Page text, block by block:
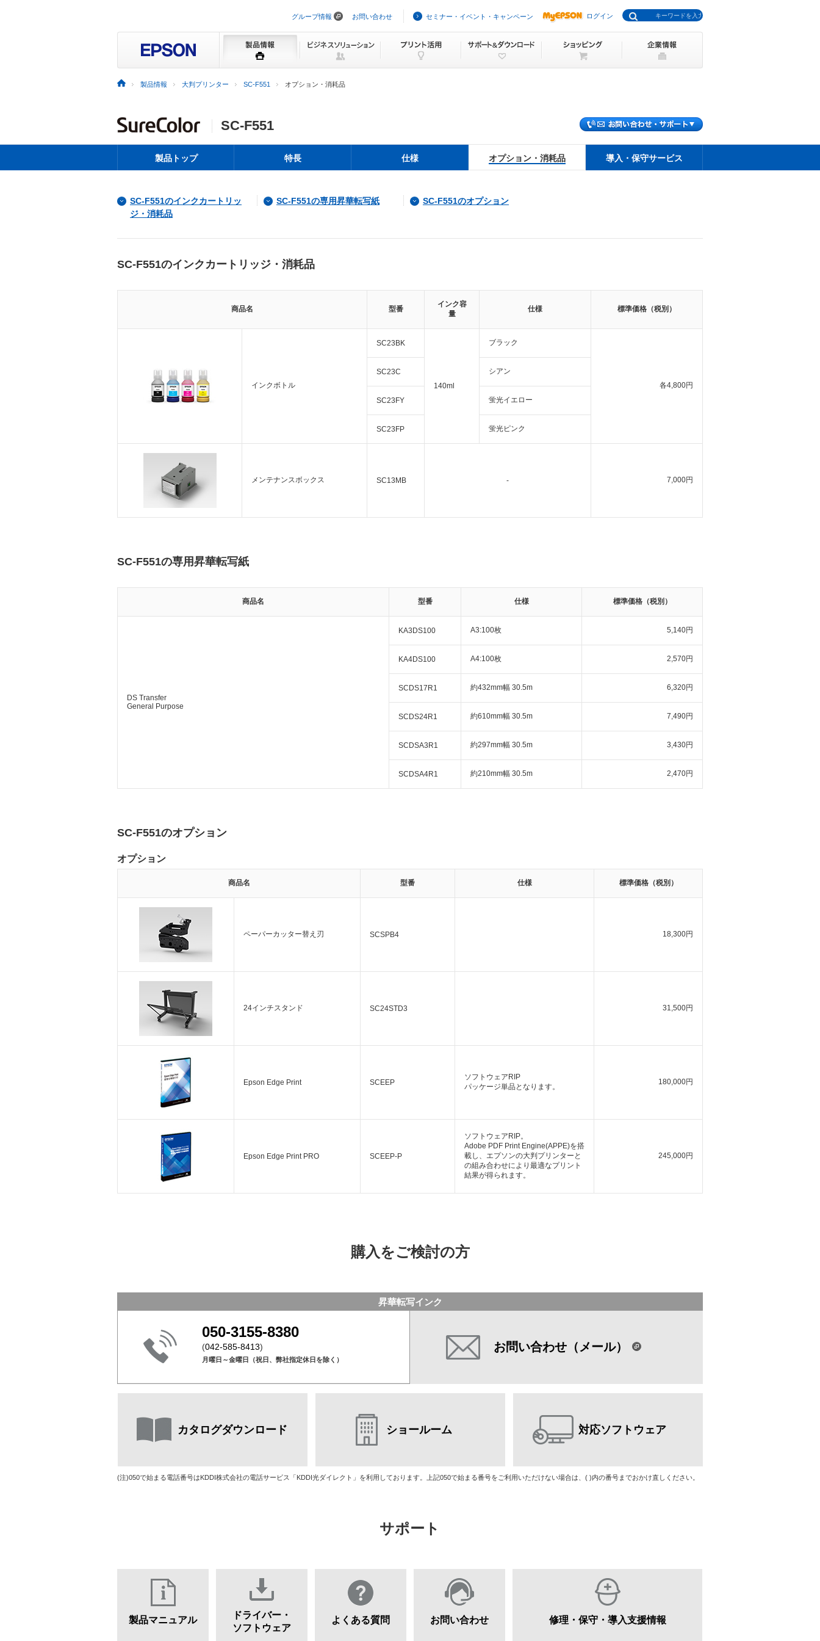
ビ
ョ
を
グループ情報 お問い合わせ セミナー・イベント・キャンペーン ログイン
製品情報 大判プリンター SC-F551 オプション・消耗品
SC-F551
製品トップ 特長 仕様 オプション・消耗品 導入・保守サービス
SC-F551のインクカートリッ
ジ・消耗品
SC-F551の専用昇華転写紙 SC-F551のオプション
SC-F551のインクカートリッジ・消耗品
商品名 型番
インク容
量
仕様 標準価格（税別）
インクボトル
SC23BK
140ml
ブラック
各4,800円
SC23C シアン
SC23FY 蛍光イエロー
SC23FP 蛍光ピンク
メンテナンスボックス SC13MB - 7,000円
SC-F551の専用昇華転写紙
商品名 型番 仕様 標準価格（税別）
DS Transfer
General Purpose
KA3DS100 A3:100枚 5,140円
KA4DS100 A4:100枚 2,570円
SCDS17R1 約432mm幅 30.5m 6,320円
SCDS24R1 約610mm幅 30.5m 7,490円
SCDSA3R1 約297mm幅 30.5m 3,430円
SCDSA4R1 約210mm幅 30.5m 2,470円
SC-F551のオプション
オプション
商品名 型番 仕様 標準価格（税別）
ペーパーカッター替え刃 SCSPB4 18,300円
24インチスタンド SC24STD3 31,500円
Epson Edge Print SCEEP
ソフトウェアRIP
パッケージ単品となります。
180,000円
Epson Edge Print PRO SCEEP-P
ソフトウェアRIP。
Adobe PDF Print Engine(APPE)を搭
載し、エプソンの大判プリンターと
の組み合わせにより最適なプリント
結果が得られます。
245,000円
購入をご検討の方
昇華転写インク
050-3155-8380
(042-585-8413)
月曜日～金曜日（祝日、弊社指定休日を除く）
お問い合わせ（メール）
カタログダウンロード ショールーム 対応ソフトウェア
(注)050で始まる電話番号はKDDI株式会社の電話サービス「KDDI光ダイレクト」を利用しております。上記050で始まる番号をご利用いただけない場合は、( )内の番号までおかけ直しください。
サポート
製品マニュアル
ドライバー・
ソフトウェア
よくある質問 お問い合わせ 修理・保守・導入支援情報